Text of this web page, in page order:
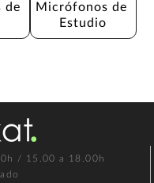
de
Micrófonos de
Estudio
/ 15.00 a 18.00h